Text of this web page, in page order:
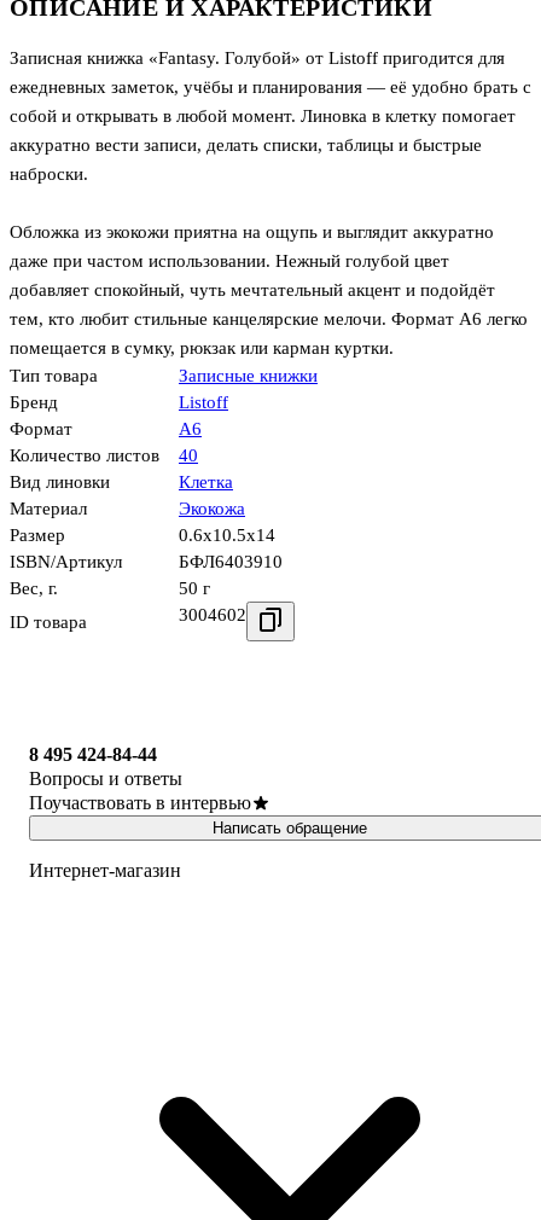
ОПИСАНИЕ И ХАРАКТЕРИСТИКИ
Записная книжка «Fantasy. Голубой» от Listoff пригодится для
ежедневных заметок, учёбы и планирования — её удобно брать с
собой и открывать в любой момент. Линовка в клетку помогает
аккуратно вести записи, делать списки, таблицы и быстрые
наброски.
Обложка из экокожи приятна на ощупь и выглядит аккуратно
даже при частом использовании. Нежный голубой цвет
добавляет спокойный, чуть мечтательный акцент и подойдёт
тем, кто любит стильные канцелярские мелочи. Формат А6 легко
помещается в сумку, рюкзак или карман куртки.
Тип товара
Записные книжки
Бренд
Listoff
Формат
А6
Количество листов
40
Вид линовки
Клетка
Материал
Экокожа
Размер
0.6x10.5x14
ISBN/Артикул
БФЛ6403910
Вес, г.
50 г
ID товара
3004602
8 495 424-84-44
Вопросы и ответы
Поучаствовать в интервью
Написать обращение
Интернет-магазин